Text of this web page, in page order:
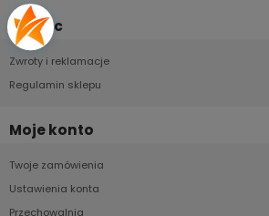
Pomoc
Zwroty i reklamacje
Regulamin sklepu
Moje konto
Twoje zamówienia
Ustawienia konta
Przechowalnia